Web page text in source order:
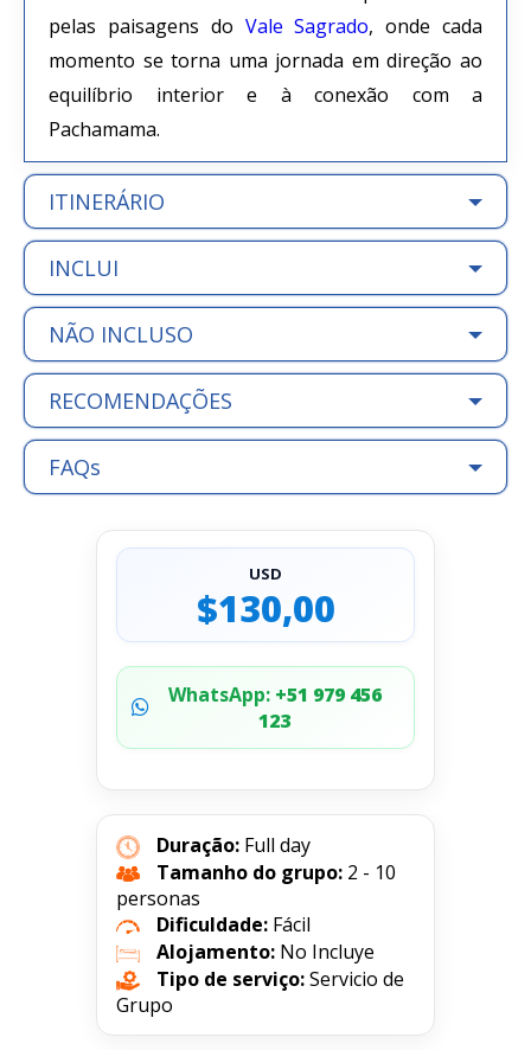
pelas paisagens do Vale Sagrado, onde cada
momento se torna uma jornada em direção ao
equilíbrio interior e à conexão com a
Pachamama.
ITINERÁRIO
INCLUI
NÃO INCLUSO
RECOMENDAÇÕES
FAQs
USD
$130,00
WhatsApp:+51 979 456
123
Duração: Full day
Tamanho do grupo: 2 - 10
personas
Dificuldade: Fácil
Alojamento: No Incluye
Tipo de serviço:Servicio de
Grupo